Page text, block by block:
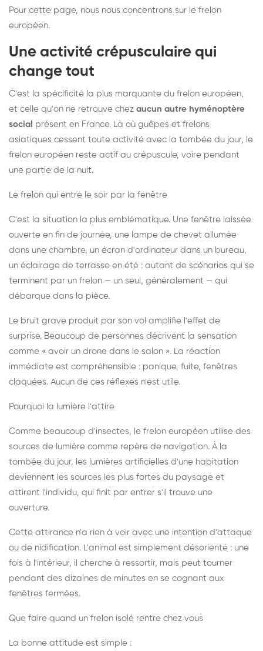
Pour cette page, nous nous concentrons sur le frelon
européen.
Une activité crépusculaire qui
change tout
C'est la spécificité la plus marquante du frelon européen,
et celle qu'on ne retrouve chez aucun autre hyménoptère
social présent en France. Là où guêpes et frelons
asiatiques cessent toute activité avec la tombée du jour, le
frelon européen reste actif au crépuscule, voire pendant
une partie de la nuit.
Le frelon qui entre le soir par la fenêtre
C'est la situation la plus emblématique. Une fenêtre laissée
ouverte en fin de journée, une lampe de chevet allumée
dans une chambre, un écran d'ordinateur dans un bureau,
un éclairage de terrasse en été : autant de scénarios qui se
terminent par un frelon — un seul, généralement — qui
débarque dans la pièce.
Le bruit grave produit par son vol amplifie l'effet de
surprise. Beaucoup de personnes décrivent la sensation
comme « avoir un drone dans le salon ». La réaction
immédiate est compréhensible : panique, fuite, fenêtres
claquées. Aucun de ces réflexes n'est utile.
Pourquoi la lumière l'attire
Comme beaucoup d'insectes, le frelon européen utilise des
sources de lumière comme repère de navigation. À la
tombée du jour, les lumières artificielles d'une habitation
deviennent les sources les plus fortes du paysage et
attirent l'individu, qui finit par entrer s'il trouve une
ouverture.
Cette attirance n'a rien à voir avec une intention d'attaque
ou de nidification. L'animal est simplement désorienté : une
fois à l'intérieur, il cherche à ressortir, mais peut tourner
pendant des dizaines de minutes en se cognant aux
fenêtres fermées.
Que faire quand un frelon isolé rentre chez vous
La bonne attitude est simple :